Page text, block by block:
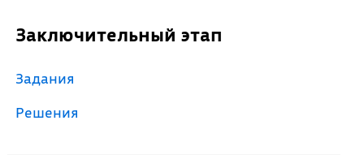
Заключительный этап
Задания
Решения